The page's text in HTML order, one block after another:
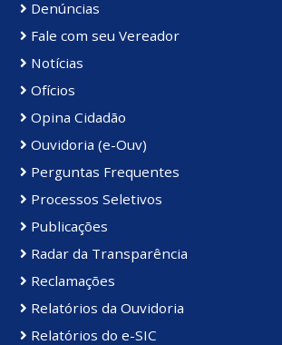
Denúncias
Fale com seu Vereador
Notícias
Ofícios
Opina Cidadão
Ouvidoria (e-Ouv)
Perguntas Frequentes
Processos Seletivos
Publicações
Radar da Transparência
Reclamações
Relatórios da Ouvidoria
Relatórios do e-SIC